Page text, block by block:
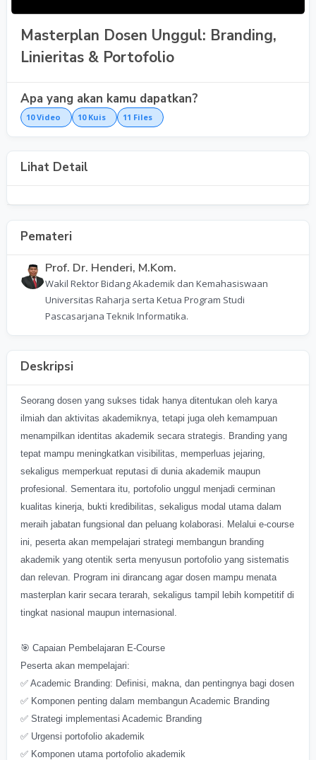
Masterplan Dosen Unggul: Branding,
Linieritas & Portofolio
Apa yang akan kamu dapatkan?
10 Video 10 Kuis 11 Files
Lihat Detail
Pemateri
Prof. Dr. Henderi, M.Kom.
Wakil Rektor Bidang Akademik dan Kemahasiswaan
Universitas Raharja serta Ketua Program Studi
Pascasarjana Teknik Informatika.
Deskripsi
Seorang dosen yang sukses tidak hanya ditentukan oleh karya
ilmiah dan aktivitas akademiknya, tetapi juga oleh kemampuan
menampilkan identitas akademik secara strategis. Branding yang
tepat mampu meningkatkan visibilitas, memperluas jejaring,
sekaligus memperkuat reputasi di dunia akademik maupun
profesional. Sementara itu, portofolio unggul menjadi cerminan
kualitas kinerja, bukti kredibilitas, sekaligus modal utama dalam
meraih jabatan fungsional dan peluang kolaborasi. Melalui e-course
ini, peserta akan mempelajari strategi membangun branding
akademik yang otentik serta menyusun portofolio yang sistematis
dan relevan. Program ini dirancang agar dosen mampu menata
masterplan karir secara terarah, sekaligus tampil lebih kompetitif di
tingkat nasional maupun internasional.
🎯 Capaian Pembelajaran E-Course
Peserta akan mempelajari:
✅ Academic Branding: Definisi, makna, dan pentingnya bagi dosen
✅ Komponen penting dalam membangun Academic Branding
✅ Strategi implementasi Academic Branding
✅ Urgensi portofolio akademik
✅ Komponen utama portofolio akademik